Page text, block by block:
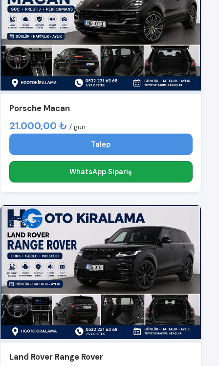
Porsche Macan
21.000,00 ₺ / gün
Talep
WhatsApp Sipariş
Land Rover Range Rover